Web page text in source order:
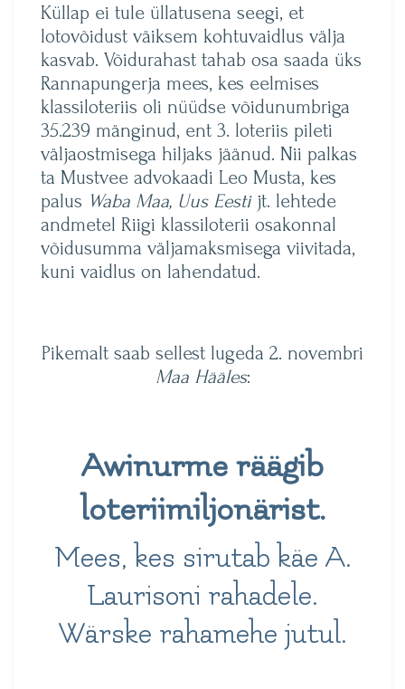
Küllap ei tule üllatusena seegi, et
lotovõidust väiksem kohtuvaidlus välja
kasvab. Võidurahast tahab osa saada üks
Rannapungerja mees, kes eelmises
klassiloteriis oli nüüdse võidunumbriga
35.239 mänginud, ent 3. loteriis pileti
väljaostmisega hiljaks jäänud. Nii palkas
ta Mustvee advokaadi Leo Musta, kes
palus Waba Maa, Uus Eestijt. lehtede
andmetel Riigi klassiloterii osakonnal
võidusumma väljamaksmisega viivitada,
kuni vaidlus on lahendatud.
Pikemalt saab sellest lugeda 2. novembri
Maa Hääles:
Awinurme räägib
loteriimiljonärist.
Mees, kes sirutab käe A.
Laurisoni rahadele.
Wärske rahamehe jutul.